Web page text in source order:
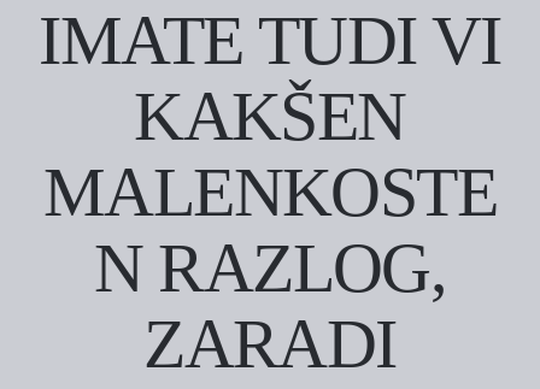
IMATE TUDI VI
KAKŠEN
MALENKOSTE
N RAZLOG,
ZARADI